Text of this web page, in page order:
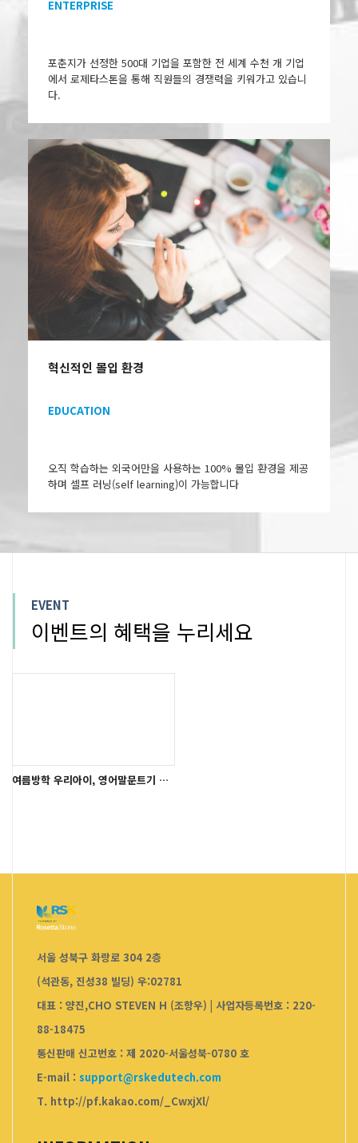
ENTERPRISE
포춘지가 선정한 500대 기업을 포함한 전 세계 수천 개 기업
에서 로제타스톤을 통해 직원들의 경쟁력을 키워가고 있습니
다.
혁신적인 몰입 환경
EDUCATION
오직 학습하는 외국어만을 사용하는 100% 몰입 환경을 제공
하며 셀프 러닝(self learning)이 가능합니다
EVENT
이벤트의 혜택을 누리세요
여름방학 우리아이, 영어말문트기 시작!
서울 성북구 화랑로 304 2층
(석관동, 진성38 빌딩) 우:02781
대표 : 양진,CHO STEVEN H (조항우) | 사업자등록번호 : 220-
88-18475
통신판매 신고번호 : 제 2020-서울성북-0780 호
E-mail : support@rskedutech.com
T. http://pf.kakao.com/_CwxjXl/